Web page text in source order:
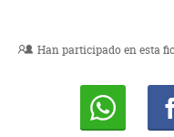
Han participado en esta